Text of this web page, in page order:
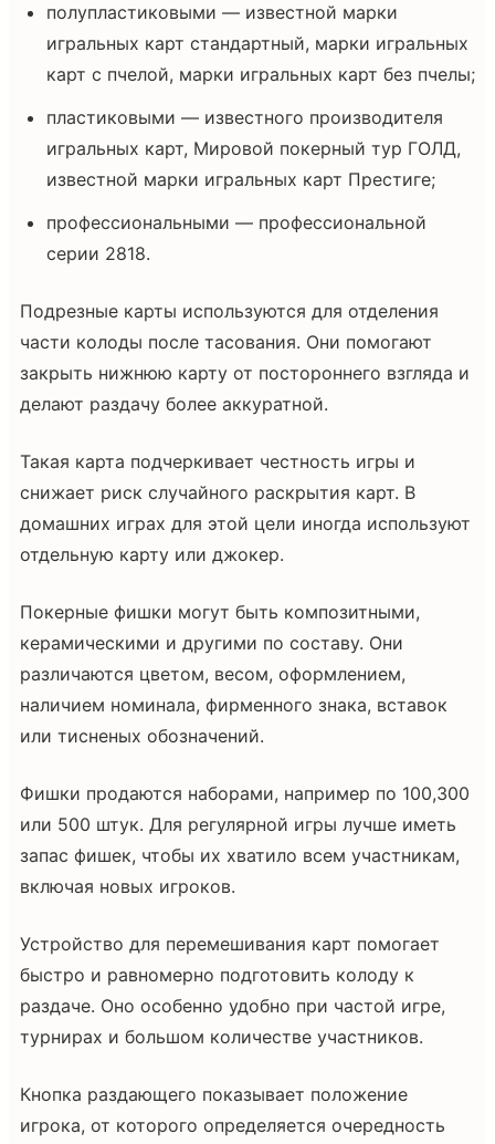
полупластиковыми — известной марки
игральных карт стандартный, марки игральных
карт с пчелой, марки игральных карт без пчелы;
пластиковыми — известного производителя
игральных карт, Мировой покерный тур ГОЛД,
известной марки игральных карт Престиге;
профессиональными — профессиональной
серии 2818.
Подрезные карты используются для отделения
части колоды после тасования. Они помогают
закрыть нижнюю карту от постороннего взгляда и
делают раздачу более аккуратной.
Такая карта подчеркивает честность игры и
снижает риск случайного раскрытия карт. В
домашних играх для этой цели иногда используют
отдельную карту или джокер.
Покерные фишки могут быть композитными,
керамическими и другими по составу. Они
различаются цветом, весом, оформлением,
наличием номинала, фирменного знака, вставок
или тисненых обозначений.
Фишки продаются наборами, например по 100,300
или 500 штук. Для регулярной игры лучше иметь
запас фишек, чтобы их хватило всем участникам,
включая новых игроков.
Устройство для перемешивания карт помогает
быстро и равномерно подготовить колоду к
раздаче. Оно особенно удобно при частой игре,
турнирах и большом количестве участников.
Кнопка раздающего показывает положение
игрока, от которого определяется очередность